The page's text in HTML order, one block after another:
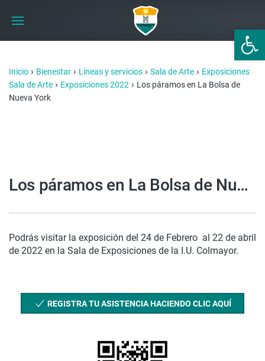
Abrir
Inicio › Bienestar › Líneas y servicios › Sala de Arte › Exposiciones
Sala de Arte › Exposiciones 2022 › Los páramos en La Bolsa de
Nueva York
Los páramos en La Bolsa de Nueva York
Podrás visitar la exposición del 24 de Febrero al 22 de abril
de 2022 en la Sala de Exposiciones de la I.U. Colmayor.
REGISTRA TU ASISTENCIA HACIENDO CLIC AQUÍ